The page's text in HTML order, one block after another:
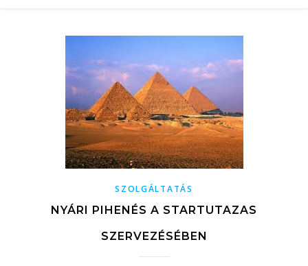
SZOLGÁLTATÁS
NYÁRI PIHENÉS A STARTUTAZAS
SZERVEZÉSÉBEN